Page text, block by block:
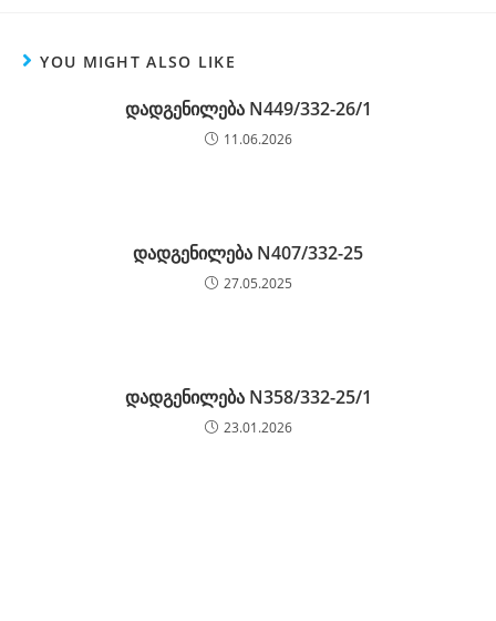
YOU MIGHT ALSO LIKE
დადგენილება N449/332-26/1
11.06.2026
დადგენილება N407/332-25
27.05.2025
დადგენილება N358/332-25/1
23.01.2026